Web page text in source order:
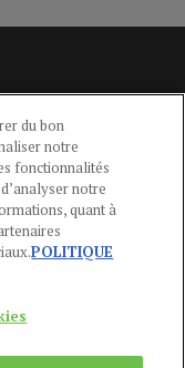
DES COOKIES
14h-17h
du bon
notre
fonctionnalités
notre
quant à
POLITIQUE